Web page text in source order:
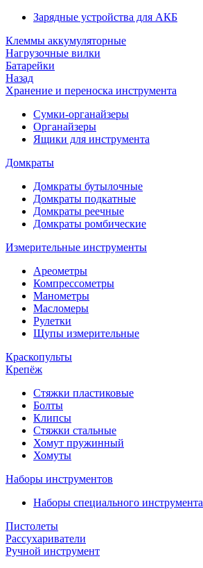
Зарядные устройства для АКБ
Клеммы аккумуляторные
Нагрузочные вилки
Батарейки
Назад
Хранение и переноска инструмента
Сумки-органайзеры
Органайзеры
Ящики для инструмента
Домкраты
Домкраты бутылочные
Домкраты подкатные
Домкраты реечные
Домкраты ромбические
Измерительные инструменты
Ареометры
Компрессометры
Манометры
Масломеры
Рулетки
Щупы измерительные
Краскопульты
Крепёж
Стяжки пластиковые
Болты
Клипсы
Стяжки стальные
Хомут пружинный
Хомуты
Наборы инструментов
Наборы специального инструмента
Пистолеты
Рассухариватели
Ручной инструмент